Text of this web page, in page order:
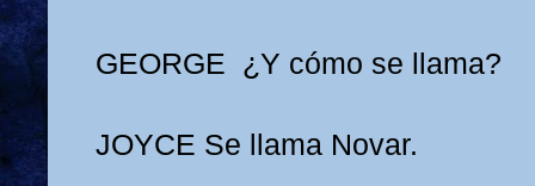
GEORGE ¿Y cómo se llama?
JOYCE Se llama Novar.